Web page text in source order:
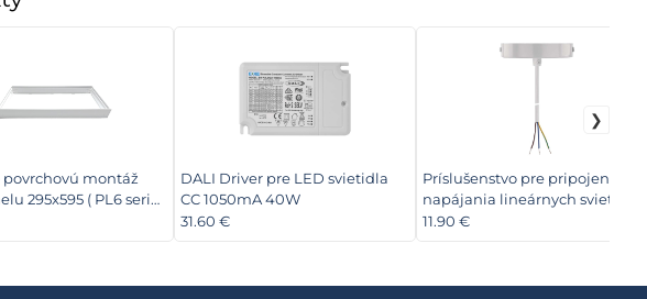
povrchovú montáž
295x595 ( PL6 series
DALI Driver pre LED svietidla
CC 1050mA 40W
31.60 €
Príslušenstvo pre pripojenie
napájania lineárnych svietidiel
ORTO
11.90 €